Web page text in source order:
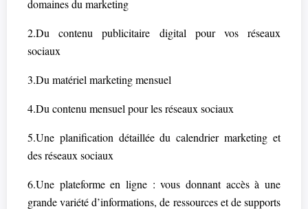
domaines du marketing
2.Du contenu publicitaire digital pour vos réseaux
sociaux
3.Du matériel marketing mensuel
4.Du contenu mensuel pour les réseaux sociaux
5.Une planification détaillée du calendrier marketing et
des réseaux sociaux
6.Une plateforme en ligne : vous donnant accès à une
grande variété d’informations, de ressources et de supports